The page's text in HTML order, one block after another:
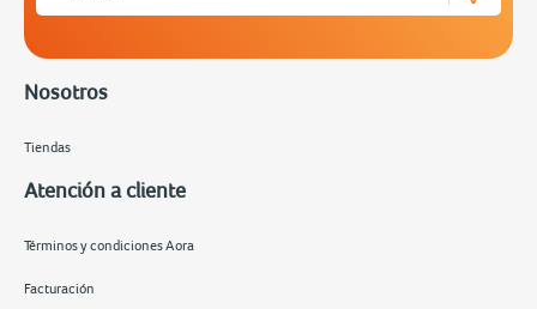
Nosotros
Tiendas
Atención a cliente
Términos y condiciones Aora
Facturación